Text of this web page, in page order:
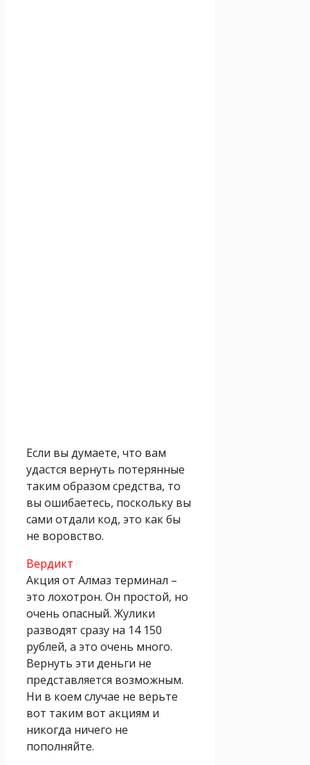
Если вы думаете, что вам
удастся вернуть потерянные
таким образом средства, то
вы ошибаетесь, поскольку вы
сами отдали код, это как бы
не воровство.
Вердикт
Акция от Алмаз терминал –
это лохотрон. Он простой, но
очень опасный. Жулики
разводят сразу на 14 150
рублей, а это очень много.
Вернуть эти деньги не
представляется возможным.
Ни в коем случае не верьте
вот таким вот акциям и
никогда ничего не
пополняйте.